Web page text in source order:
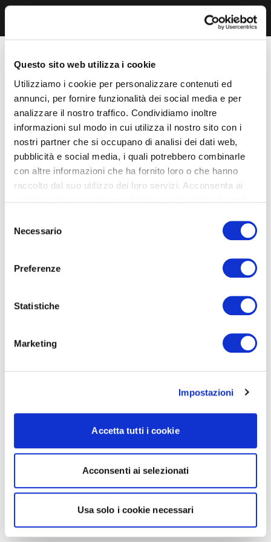
Questo sito web utilizza i cookie
Utilizziamo i cookie per personalizzare contenuti ed
annunci, per fornire funzionalità dei social media e per
analizzare il nostro traffico. Condividiamo inoltre
informazioni sul modo in cui utilizza il nostro sito con i
nostri partner che si occupano di analisi dei dati web,
pubblicità e social media, i quali potrebbero combinarle
con altre informazioni che ha fornito loro o che hanno
raccolto dal suo utilizzo dei loro servizi. Acconsenta ai
delNecessario
Preferenze
Statistiche
Marketing
Impostazioni
Accetta tutti i cookie
Acconsenti ai selezionati
Usa solo i cookie necessari